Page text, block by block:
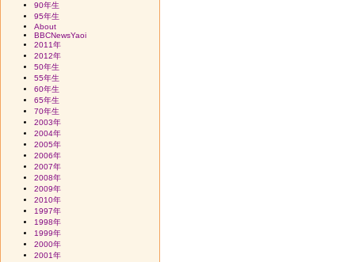
90年生
95年生
About
BBCNewsYaoi
2011年
2012年
50年生
55年生
60年生
65年生
70年生
2003年
2004年
2005年
2006年
2007年
2008年
2009年
2010年
1997年
1998年
1999年
2000年
2001年